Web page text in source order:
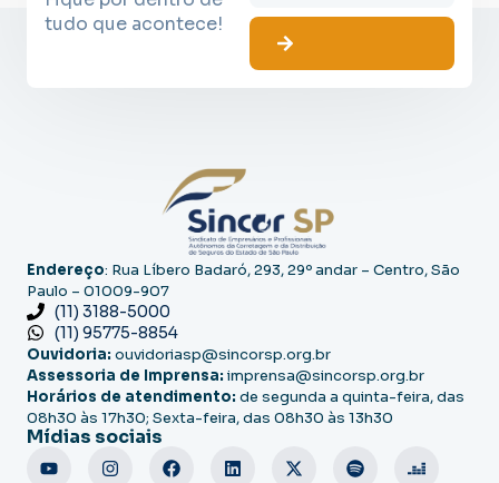
tudo que acontece!
Endereço: Rua Líbero Badaró, 293, 29º andar – Centro, São
Paulo – 01009-907
(11) 3188-5000
(11) 95775-8854
Ouvidoria: ouvidoriasp@sincorsp.org.br
Assessoria de Imprensa: imprensa@sincorsp.org.br
Horários de atendimento: de segunda a quinta-feira, das
08h30 às 17h30; Sexta-feira, das 08h30 às 13h30
Mídias sociais